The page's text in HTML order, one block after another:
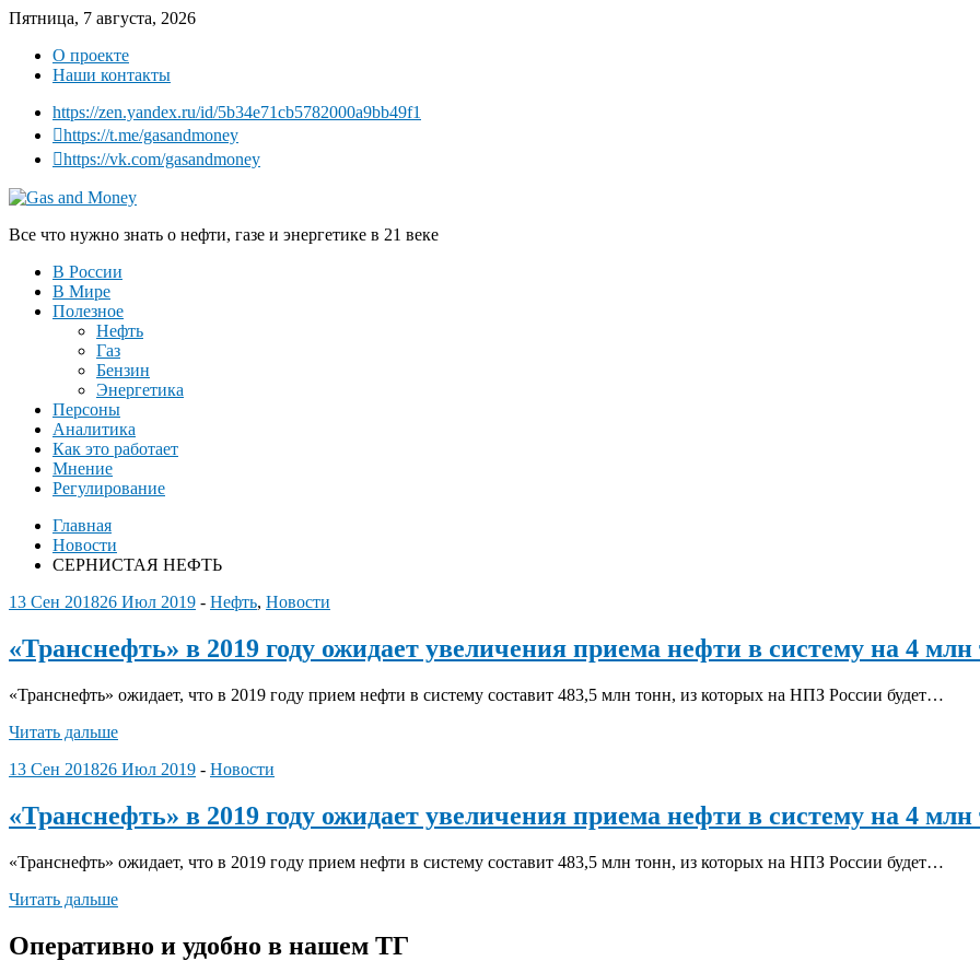
Пятница, 7 августа, 2026
О проекте
Наши контакты
https://zen.yandex.ru/id/5b34e71cb5782000a9bb49f1
https://t.me/gasandmoney
https://vk.com/gasandmoney
Все что нужно знать о нефти, газе и энергетике в 21 веке
В России
В Мире
Полезное
Нефть
Газ
Бензин
Энергетика
Персоны
Аналитика
Как это работает
Мнение
Регулирование
Главная
Новости
СЕРНИСТАЯ НЕФТЬ
13 Сен 201826 Июл 2019 - Нефть, Новости
«Транснефть» в 2019 году ожидает увеличения приема нефти в систему на 4 млн
«Транснефть» ожидает, что в 2019 году прием нефти в систему составит 483,5 млн тонн, из которых на НПЗ России будет…
Читать дальше
13 Сен 201826 Июл 2019 - Новости
«Транснефть» в 2019 году ожидает увеличения приема нефти в систему на 4 млн
«Транснефть» ожидает, что в 2019 году прием нефти в систему составит 483,5 млн тонн, из которых на НПЗ России будет…
Читать дальше
Оперативно и удобно в нашем ТГ